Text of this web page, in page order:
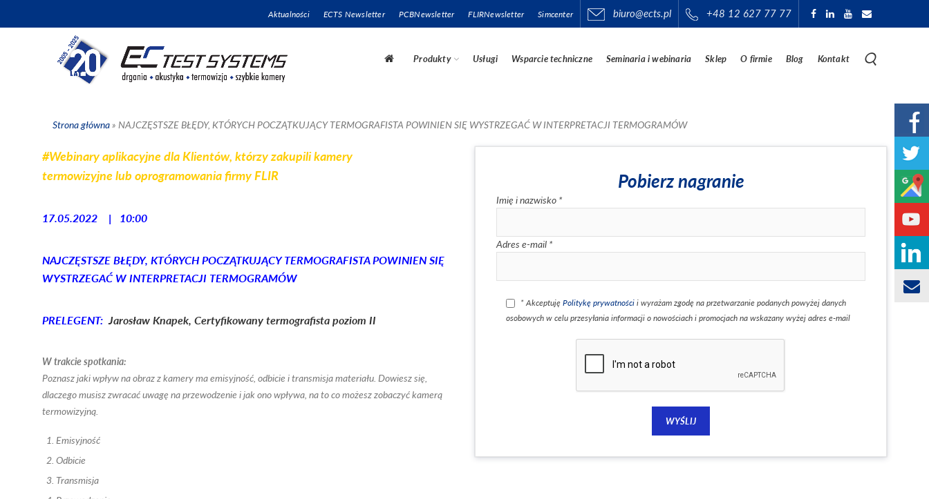
Aktualności ECTS Newsletter PCBNewsletter FLIRNewsletter Simcenter biuro@ects.pl +48 12 627 77 77
Produkty Usługi Wsparcie techniczne Seminaria i webinaria Sklep O firmie Blog Kontakt
Strona główna» NAJCZĘSTSZE BŁĘDY, KTÓRYCH POCZĄTKUJĄCY TERMOGRAFISTA POWINIEN SIĘ WYSTRZEGAĆ W INTERPRETACJI TERMOGRAMÓW
#Webinary aplikacyjnedla Klientów, którzy zakupili kamery
termowizyjne lub oprogramowania firmy FLIR
17.05.2022 | 10:00
NAJCZĘSTSZE BŁĘDY, KTÓRYCH POCZĄTKUJĄCY TERMOGRAFISTA POWINIEN SIĘ
WYSTRZEGAĆ W INTERPRETACJI TERMOGRAMÓW
PRELEGENT: Jarosław Knapek, Certyfikowany termografista poziom II
W trakcie spotkania:
Poznasz jaki wpływ na obraz z kamery ma emisyjność, odbicie i transmisja materiału. Dowiesz się,
dlaczego musisz zwracać uwagę na przewodzenie i jak ono wpływa, na to co możesz zobaczyć kamerą
termowizyjną.
Emisyjność
Odbicie
Transmisja
Pobierz nagranie
Imię i nazwisko *
Adres e-mail *
* AkceptujęPolitykę prywatnościi wyrażam zgodę na przetwarzanie podanych powyżej danych
osobowych w celu przesyłania informacji o nowościach i promocjach na wskazany wyżej adres e-mail